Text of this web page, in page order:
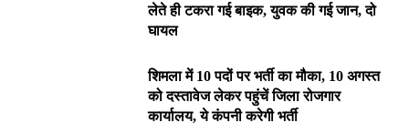
लेते ही टकरा गई बाइक, युवक की गई जान, दो
घायल
शिमला में 10 पदों पर भर्ती का मौका, 10 अगस्त
को दस्तावेज लेकर पहुंचें जिला रोजगार
कार्यालय, ये कंपनी करेगी भर्ती